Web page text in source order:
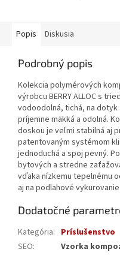
Popis Diskusia
Podrobný popis
Kolekcia polymérových
výrobcu BERRY ALLOC s
vodoodolná, tichá, na
príjemne mäkká a odolná.
doskou je veľmi stabilná aj
patentovaným systémom
jednoduchá a spoj pevný.
bytových a stredne
vďaka nízkemu tepelnému
aj na podlahové vykurovanie.
Dodatočné
Kategória: Príslušenstvo
SEO: Vzorka